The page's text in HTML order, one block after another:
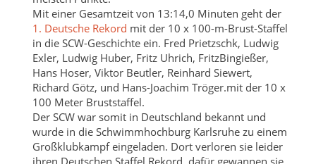
Mit einer Gesamtzeit von 13:14,0 Minuten geht der
1. Deutsche Rekord mit der 10 x 100-m-Brust-Staffel
in die SCW-Geschichte ein. Fred Prietzschk, Ludwig
Exler, Ludwig Huber, Fritz Uhrich, FritzBingießer,
Hans Hoser, Viktor Beutler, Reinhard Siewert,
Richard Götz, und Hans-Joachim Tröger.mit der 10 x
100 Meter Bruststaffel.
Der SCW war somit in Deutschland bekannt und
wurde in die Schwimmhochburg Karlsruhe zu einem
Großklubkampf eingeladen. Dort verloren sie leider
ihren Deutschen Staffel Rekord, dafür gewannen sie